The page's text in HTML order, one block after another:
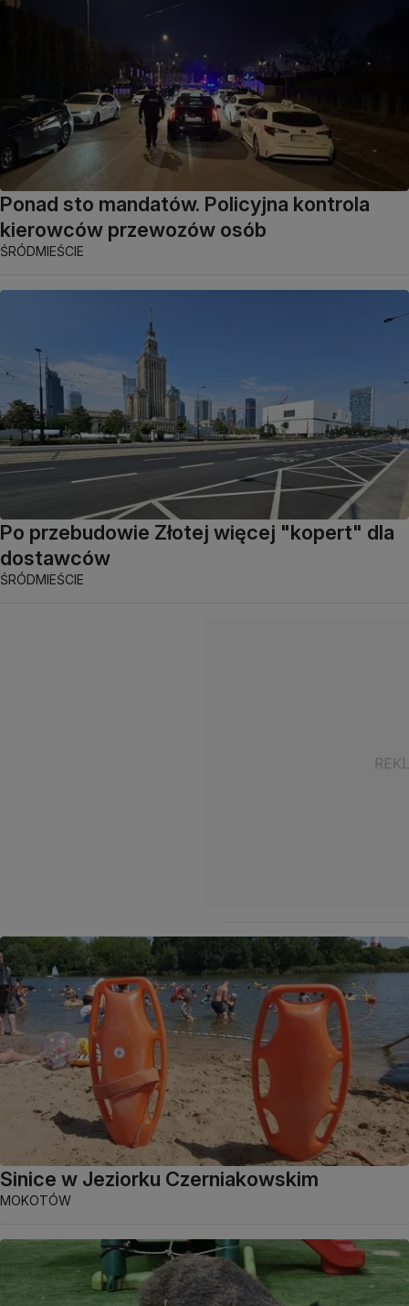
Ponad sto mandatów. Policyjna kontrola
kierowców przewozów osób
ŚRÓDMIEŚCIE
Po przebudowie Złotej więcej "kopert" dla
dostawców
ŚRÓDMIEŚCIE
Sinice w Jeziorku Czerniakowskim
MOKOTÓW